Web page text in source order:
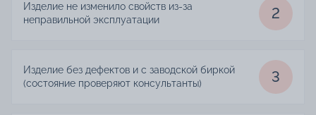
Изделие не изменило свойств из-за
неправильной эксплуатации
2
Изделие без дефектов и с заводской биркой
(состояние проверяют консультанты)
3